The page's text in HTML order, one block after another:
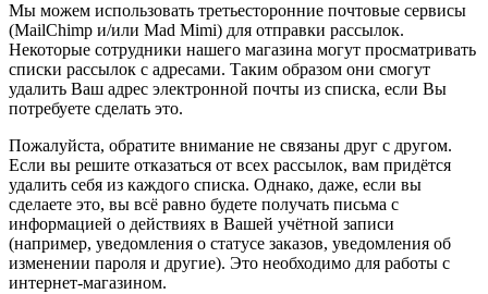
Мы можем использовать третьесторонние почтовые сервисы
(MailChimp и/или Mad Mimi) для отправки рассылок.
Некоторые сотрудники нашего магазина могут просматривать
списки рассылок с адресами. Таким образом они смогут
удалить Ваш адрес электронной почты из списка, если Вы
потребуете сделать это.
Пожалуйста, обратите внимание не связаны друг с другом.
Если вы решите отказаться от всех рассылок, вам придётся
удалить себя из каждого списка. Однако, даже, если вы
сделаете это, вы всё равно будете получать письма с
информацией о действиях в Вашей учётной записи
(например, уведомления о статусе заказов, уведомления об
изменении пароля и другие). Это необходимо для работы с
интернет-магазином.